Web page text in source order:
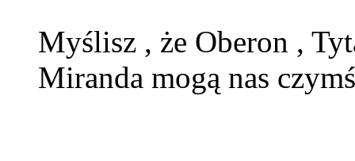
Myślisz , że Oberon ,
Miranda mogą nas